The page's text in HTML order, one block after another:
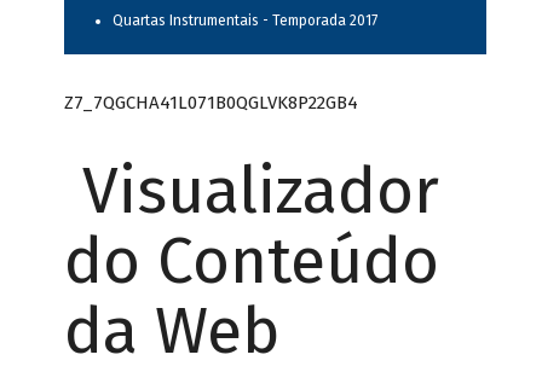
Quartas Instrumentais - Temporada 2017
Z7_7QGCHA41L071B0QGLVK8P22GB4
Visualizador
do Conteúdo
da Web